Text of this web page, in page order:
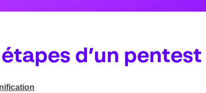
étapes d’un pentest